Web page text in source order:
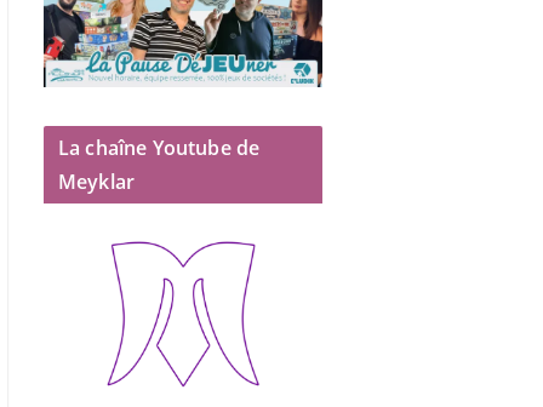
La chaîne Youtube de
Meyklar